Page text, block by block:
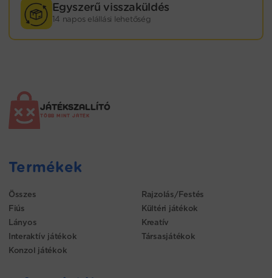
Egyszerű visszaküldés
14 napos elállási lehetőség
JÁTÉKSZALLÍTÓ
TÖBB MINT JÁTÉK
Termékek
Összes
Fiús
Lányos
Interaktív játékok
Konzol játékok
Rajzolás/Festés
Kültéri játékok
Kreatív
Társasjátékok